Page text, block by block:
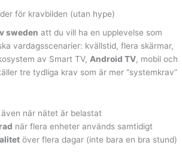
för kravbilden (utan hype)
sweden att du vill ha en upplevelse som
vardagsscenarier: kvällstid, flera skärmar,
av Smart TV, Android TV, mobil och
tre tydliga krav som är mer “systemkrav”
även när nätet är belastat
när flera enheter används samtidigt
över flera dagar (inte bara en bra stund)